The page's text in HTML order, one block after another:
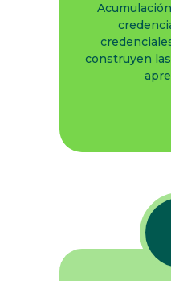
construyen